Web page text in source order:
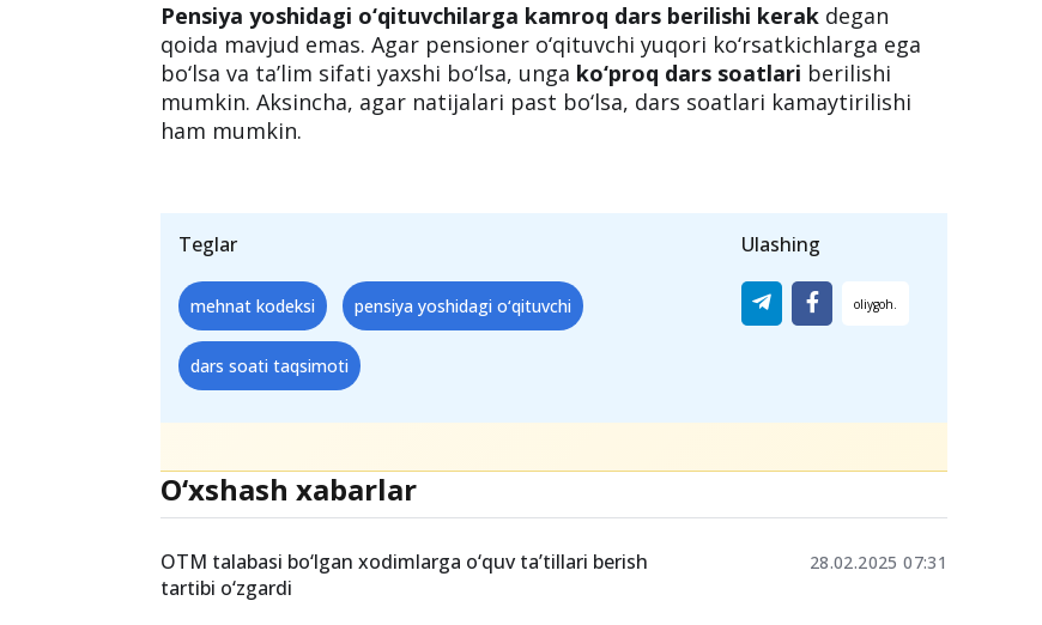
Pensiya yoshidagi o‘qituvchilarga kamroq dars berilishi kerak degan
qoida mavjud emas. Agar pensioner o‘qituvchi yuqori ko‘rsatkichlarga ega
bo‘lsa va ta’lim sifati yaxshi bo‘lsa, unga ko‘proq dars soatlari berilishi
mumkin. Aksincha, agar natijalari past bo‘lsa, dars soatlari kamaytirilishi
ham mumkin.
Teglar
mehnat kodeksi pensiya yoshidagi o‘qituvchi
dars soati taqsimoti
Ulashing
O‘xshash xabarlar
OTM talabasi bo‘lgan xodimlarga o‘quv ta’tillari berish
tartibi o‘zgardi
28.02.2025 07:31